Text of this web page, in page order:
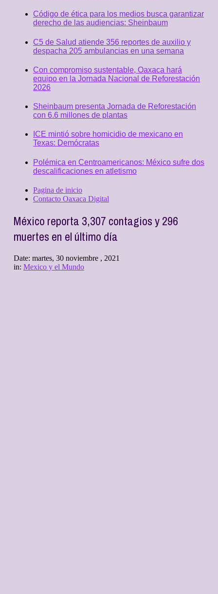
Código de ética para los medios busca garantizar
derecho de las audiencias: Sheinbaum
C5 de Salud atiende 356 reportes de auxilio y
despacha 205 ambulancias en una semana
Con compromiso sustentable, Oaxaca hará
equipo en la Jornada Nacional de Reforestación
2026
Sheinbaum presenta Jornada de Reforestación
con 6.6 millones de plantas
ICE mintió sobre homicidio de mexicano en
Texas: Demócratas
Polémica en Centroamericanos: México sufre dos
descalificaciones en atletismo
Pagina de inicio
Contacto Oaxaca Digital
México reporta 3,307 contagios y 296
muertes en el último día
Date: martes, 30 noviembre , 2021
in: Mexico y el Mundo